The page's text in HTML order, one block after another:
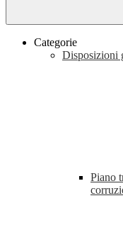
Categorie
Disposizioni
Piano